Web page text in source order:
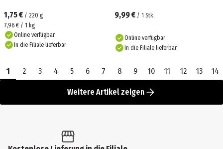
1,75 € / 220 g
7,96 € / 1 kg
Online verfügbar
In die Filiale lieferbar
9,99 € / 1 Stk.
Online verfügbar
In die Filiale lieferbar
1 2 3 4 5 6 7 8 9 10 11 12 13 14
Weitere Artikel zeigen